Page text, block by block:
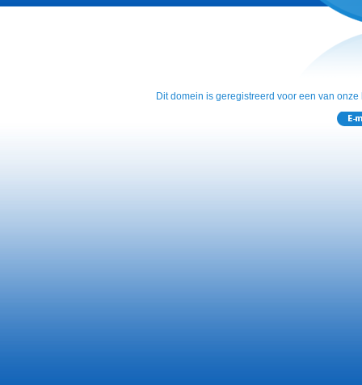
Dit domein is geregistreerd voor een van